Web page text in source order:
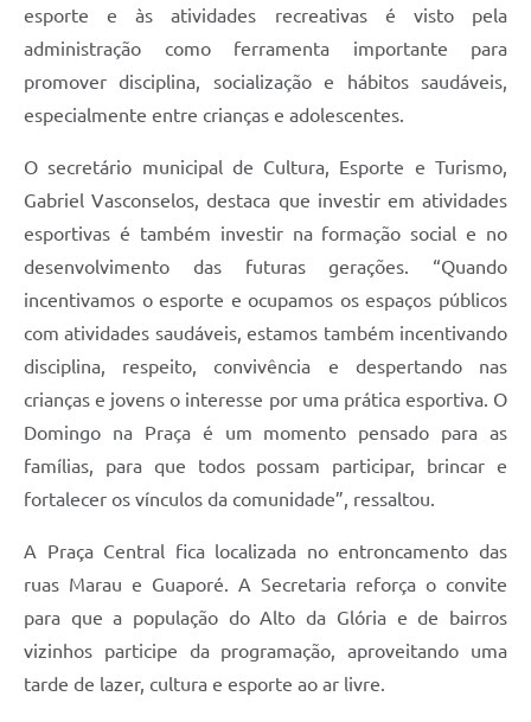
esporte e às atividades recreativas é visto pela
administração como ferramenta importante para
promover disciplina, socialização e hábitos saudáveis,
especialmente entre crianças e adolescentes.
O secretário municipal de Cultura, Esporte e Turismo,
Gabriel Vasconselos, destaca que investir em atividades
esportivas é também investir na formação social e no
desenvolvimento das futuras gerações. “Quando
incentivamos o esporte e ocupamos os espaços públicos
com atividades saudáveis, estamos também incentivando
disciplina, respeito, convivência e despertando nas
crianças e jovens o interesse por uma prática esportiva. O
Domingo na Praça é um momento pensado para as
famílias, para que todos possam participar, brincar e
fortalecer os vínculos da comunidade”, ressaltou.
A Praça Central fica localizada no entroncamento das
ruas Marau e Guaporé. A Secretaria reforça o convite
para que a população do Alto da Glória e de bairros
vizinhos participe da programação, aproveitando uma
tarde de lazer, cultura e esporte ao ar livre.